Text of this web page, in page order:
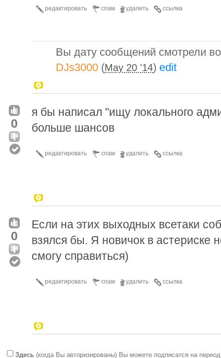
ссылка
удалить
спам
редактировать
Вы дату сообщений смотрели
DJs3000 (May 20 '14) edit
0
я бы написал "ищу локального
больше шансов
ссылка
удалить
спам
редактировать
0
Если на этих выходных всетаки
взялся бы. Я новичок в астериске
смогу справиться)
ссылка
удалить
спам
редактировать
Здесь (когда Вы авторизированы) Вы можете подписатся на